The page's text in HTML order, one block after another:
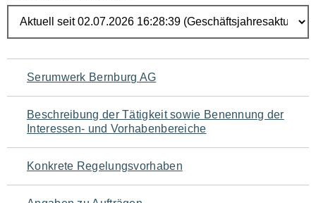
Navigation
für
den
Seiteninhalt
Serumwerk Bernburg AG
Beschreibung der Tätigkeit sowie Benennung der
Interessen- und Vorhabenbereiche
Konkrete Regelungsvorhaben